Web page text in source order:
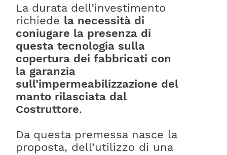
La durata dell’investimento
richiede la necessità di
coniugare la presenza di
questa tecnologia sulla
copertura dei fabbricati con
la garanzia
sull’impermeabilizzazione del
manto rilasciata dal
Costruttore.
Da questa premessa nasce la
proposta, dell’utilizzo di una